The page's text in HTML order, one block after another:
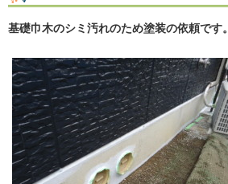
基礎巾木のシミ汚れのため塗装の依頼です。